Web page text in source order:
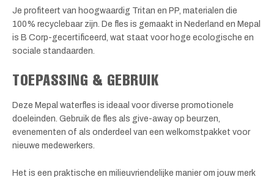
Je profiteert van hoogwaardig Tritan en PP, materialen die
100% recyclebaar zijn. De fles is gemaakt in Nederland en Mepal
is B Corp-gecertificeerd, wat staat voor hoge ecologische en
sociale standaarden.
TOEPASSING & GEBRUIK
Deze Mepal waterfles is ideaal voor diverse promotionele
doeleinden. Gebruik de fles als give-away op beurzen,
evenementen of als onderdeel van een welkomstpakket voor
nieuwe medewerkers.
Het is een praktische en milieuvriendelijke manier om jouw merk